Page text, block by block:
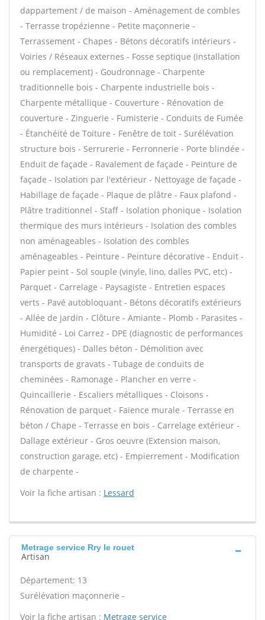
dappartement / de maison - Aménagement de combles
- Terrasse tropézienne - Petite maçonnerie -
Terrassement - Chapes - Bétons décoratifs intérieurs -
Voiries / Réseaux externes - Fosse septique (installation
ou remplacement) - Goudronnage - Charpente
traditionnelle bois - Charpente industrielle bois -
Charpente métallique - Couverture - Rénovation de
couverture - Zinguerie - Fumisterie - Conduits de Fumée
- Étanchéité de Toiture - Fenêtre de toit - Surélévation
structure bois - Serrurerie - Ferronnerie - Porte blindée -
Enduit de façade - Ravalement de façade - Peinture de
façade - Isolation par l'extérieur - Nettoyage de façade -
Habillage de façade - Plaque de plâtre - Faux plafond -
Plâtre traditionnel - Staff - Isolation phonique - Isolation
thermique des murs intérieurs - Isolation des combles
non aménageables - Isolation des combles
aménageables - Peinture - Peinture décorative - Enduit -
Papier peint - Sol souple (vinyle, lino, dalles PVC, etc) -
Parquet - Carrelage - Paysagiste - Entretien espaces
verts - Pavé autobloquant - Bétons décoratifs extérieurs
- Allée de jardin - Clôture - Amiante - Plomb - Parasites -
Humidité - Loi Carrez - DPE (diagnostic de performances
énergétiques) - Dalles béton - Démolition avec
transports de gravats - Tubage de conduits de
cheminées - Ramonage - Plancher en verre -
Quincaillerie - Escaliers métalliques - Cloisons -
Rénovation de parquet - Faïence murale - Terrasse en
béton / Chape - Terrasse en bois - Carrelage extérieur -
Dallage extérieur - Gros oeuvre (Extension maison,
construction garage, etc) - Empierrement - Modification
de charpente -
Voir la fiche artisan : Lessard
Metrage service Rry le rouet
Artisan
Département: 13
Surélévation maçonnerie -
Voir la fiche artisan : Metrage service